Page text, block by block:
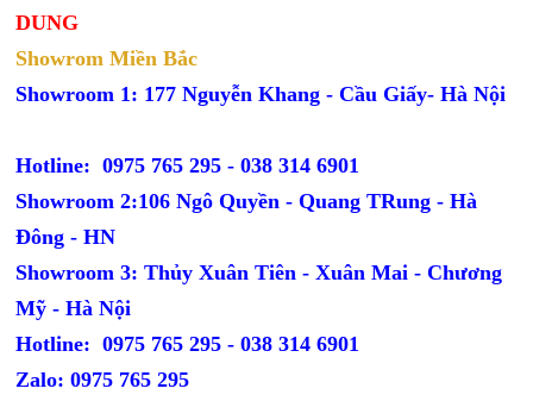
DUNG
Showrom Miền Bắc
Showroom 1: 177 Nguyễn Khang - Cầu Giấy- Hà Nội
Hotline: 0975 765 295 -038 314 6901
Showroom 2:106 Ngô Quyền - Quang TRung - Hà
Đông - HN
Showroom 3: Thủy Xuân Tiên - Xuân Mai - Chương
Mỹ - Hà Nội
Hotline: 0975 765 295 -038 314 6901
Zalo: 0975 765 295